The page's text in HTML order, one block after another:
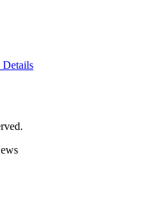
Details